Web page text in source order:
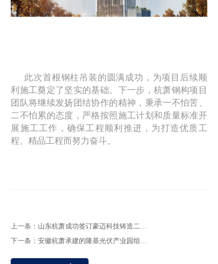
此次首根钢柱吊装的圆满成功，为项目后续顺
利施工奠定了坚实的基础。下一步，杭萧钢构项目
团队将继续发扬团结协作的精神，秉承一不怕苦、
二不怕累的态度，严格按照施工计划和质量标准开
展施工工作，确保工程顺利推进，为打造优质工
程、精品工程而努力奋斗。
上一条： 山东杭萧成功签订豪迈科技铸造二…
下一条：安徽杭萧承建的隆基光伏产业园组…